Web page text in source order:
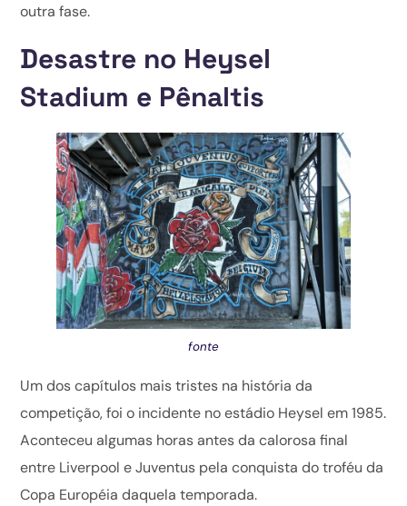
outra fase.
Desastre no Heysel
Stadium e Pênaltis
fonte
Um dos capítulos mais tristes na história da
competição, foi o incidente no estádio Heysel em 1985.
Aconteceu algumas horas antes da calorosa final
entre Liverpool e Juventus pela conquista do troféu da
Copa Européia daquela temporada.